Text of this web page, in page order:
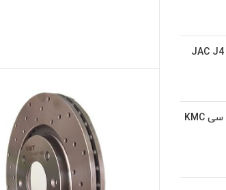
توری اویل پمپ کی ام سی KMC